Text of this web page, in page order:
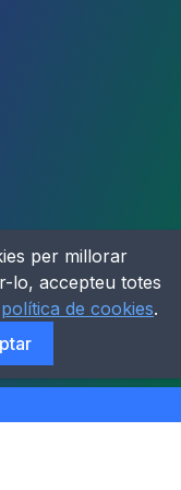
per millorar
lo, accepteu totes
política de cookies.